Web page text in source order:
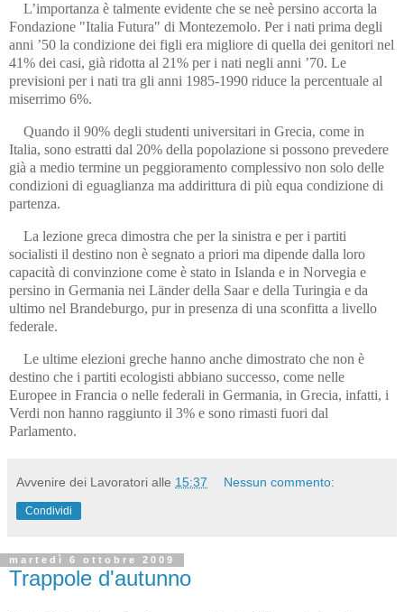
L’importanza è talmente evidente che se neè persino accorta la
Fondazione "Italia Futura" di Montezemolo. Per i nati prima degli
anni ’50 la condizione dei figli era migliore di quella dei genitori nel
41% dei casi, già ridotta al 21% per i nati negli anni ’70. Le
previsioni per i nati tra gli anni 1985-1990 riduce la percentuale al
miserrimo 6%.
Quando il 90% degli studenti universitari in Grecia, come in
Italia, sono estratti dal 20% della popolazione si possono prevedere
già a medio termine un peggioramento complessivo non solo delle
condizioni di eguaglianza ma addirittura di più equa condizione di
partenza.
La lezione greca dimostra che per la sinistra e per i partiti
socialisti il destino non è segnato a priori ma dipende dalla loro
capacità di convinzione come è stato in Islanda e in Norvegia e
persino in Germania nei Länder della Saar e della Turingia e da
ultimo nel Brandeburgo, pur in presenza di una sconfitta a livello
federale.
Le ultime elezioni greche hanno anche dimostrato che non è
destino che i partiti ecologisti abbiano successo, come nelle
Europee in Francia o nelle federali in Germania, in Grecia, infatti, i
Verdi non hanno raggiunto il 3% e sono rimasti fuori dal
Parlamento.
Avvenire dei Lavoratori alle 15:37 Nessun commento:
Condividi
martedì 6 ottobre 2009
Trappole d'autunno